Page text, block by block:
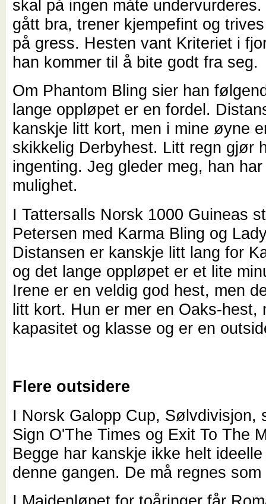
skal på ingen måte
gått bra, trener kjempefint og
på gress. Hesten vant Kriteriet i
han kommer til å bite godt fra seg.
Om Phantom Bling sier han
lange oppløpet er en fordel.
kanskje litt kort, men i mine øyne
skikkelig Derbyhest. Litt regn gjør
ingenting. Jeg gleder meg, han
mulighet.
I Tattersalls Norsk 1000 Guineas
Petersen med Karma Bling og
Distansen er kanskje litt lang for
og det lange oppløpet er et lite
Irene er en veldig god hest, men
litt kort. Hun er mer en Oaks-hest,
kapasitet og klasse og er en
Flere outsidere
I Norsk Galopp Cup, Sølvdivisjon,
Sign O'The Times og Exit To The
Begge har kanskje ikke helt
denne gangen. De må regnes